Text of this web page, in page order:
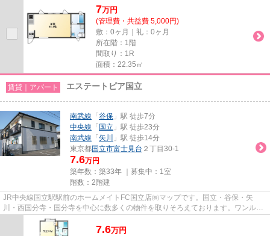
7万円
(管理費・共益費 5,000円)
敷：0ヶ月｜礼：0ヶ月
所在階：1階
間取り：1R
面積：22.35㎡
賃貸｜アパート エステートピア国立
南武線 「 谷保 」駅 徒歩7分
中央線 「 国立 」駅 徒歩23分
南武線 「 矢川
」駅 徒歩14分
東京都国立市富士見台 ２丁目30-1
7.6万円
築年数：築33年 ｜募集中： 1室
階数：2階建
JR中央線国立駅駅前のホームメイトFC国立店㈱マップです。国立・谷保・矢
川・西国分寺・国分寺を中心に数多くの物件を取りそろえております。ワンルー
ムからファミリータイプまでお客...
7.6万円